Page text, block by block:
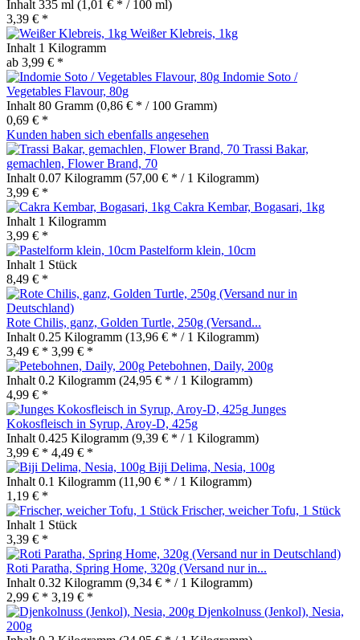
Inhalt 335 ml (1,01 € * / 100 ml)
3,39 € *
Weißer Klebreis, 1kg
Inhalt 1 Kilogramm
ab 3,99 € *
Indomie Soto /
Vegetables Flavour, 80g
Inhalt 80 Gramm (0,86 € * / 100 Gramm)
0,69 € *
Kunden haben sich ebenfalls angesehen
Trassi Bakar,
gemachlen, Flower Brand, 70
Inhalt 0.07 Kilogramm (57,00 € * / 1 Kilogramm)
3,99 € *
Cakra Kembar, Bogasari, 1kg
Inhalt 1 Kilogramm
3,99 € *
Pastelform klein, 10cm
Inhalt 1 Stück
8,49 € *
Rote Chilis, ganz, Golden Turtle, 250g (Versand...
Inhalt 0.25 Kilogramm (13,96 € * / 1 Kilogramm)
3,49 € * 3,99 € *
Petebohnen, Daily, 200g
Inhalt 0.2 Kilogramm (24,95 € * / 1 Kilogramm)
4,99 € *
Junges
Kokosfleisch in Syrup, Aroy-D, 425g
Inhalt 0.425 Kilogramm (9,39 € * / 1 Kilogramm)
3,99 € * 4,49 € *
Biji Delima, Nesia, 100g
Inhalt 0.1 Kilogramm (11,90 € * / 1 Kilogramm)
1,19 € *
Frischer, weicher Tofu, 1 Stück
Inhalt 1 Stück
3,39 € *
Roti Paratha, Spring Home, 320g (Versand nur in...
Inhalt 0.32 Kilogramm (9,34 € * / 1 Kilogramm)
2,99 € * 3,19 € *
Djenkolnuss (Jenkol), Nesia,
200g